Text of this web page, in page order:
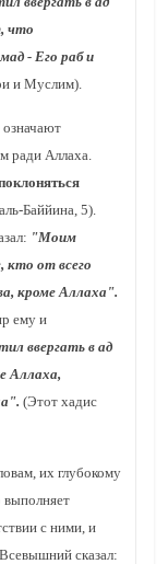
что
- Его раб и
и Муслим).
ради Аллаха.
Баййина, 5).
"Моим
кто от всего
кроме Аллаха".
ему и
ввергать в ад
Аллаха,
(Этот хадис
их глубокому
выполняет
с ними, и
сказал: